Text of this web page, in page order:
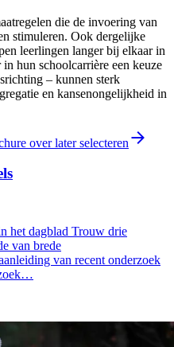
die de invoering van
stimuleren. Ook dergelijke
leerlingen langer bij elkaar in
hun schoolcarrière een keuze
– kunnen sterk
en kansenongelijkheid in
over later selecteren
het dagblad Trouw drie
van brede
van recent onderzoek